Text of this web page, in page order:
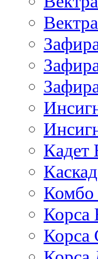
Кадет
Корса
Корса